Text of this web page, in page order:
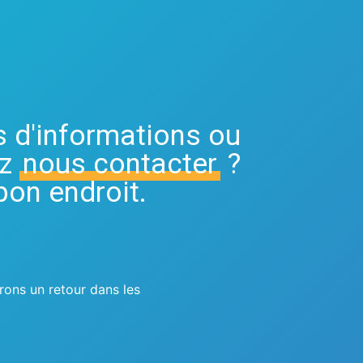
d'informations ou
nous contacter ?
endroit.
un retour dans les